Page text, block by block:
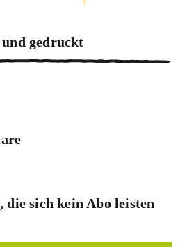
gedruckt
sich kein Abo leisten